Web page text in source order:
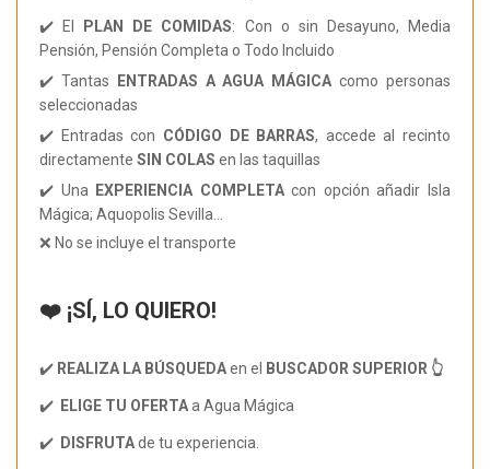
✔️ El PLAN DE COMIDAS: Con o sin Desayuno, Media
Pensión, Pensión Completa o Todo Incluido
✔️ Tantas
ENTRADAS A AGUA MÁGICA como personas
seleccionadas
✔️ Entradas con CÓDIGO DE BARRAS, accede al recinto
directamente SIN COLAS en las taquillas
✔️ Una EXPERIENCIA COMPLETAcon opción añadir Isla
Mágica; Aquopolis Sevilla...
❌ No se incluye el transporte
❤️ ¡SÍ, LO QUIERO!
✔️ REALIZA LA BÚSQUEDAen el BUSCADOR SUPERIOR 👆
✔️ ELIGE TU OFERTAa Agua Mágica
✔️ DISFRUTAde tu experiencia.